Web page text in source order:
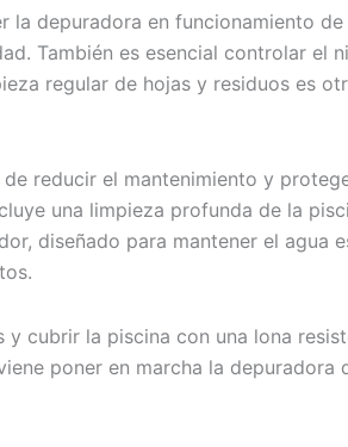
depuradora en funcionamiento
También es esencial controlar el
regular de hojas y residuos es
reducir el mantenimiento y
una limpieza profunda de la
diseñado para mantener el agua
cubrir la piscina con una lona
poner en marcha la depuradora